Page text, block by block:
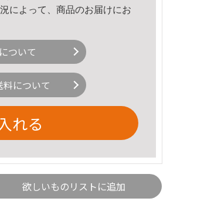
によって、商品のお届けにお
ついて
について
れる
欲しいものリストに追加